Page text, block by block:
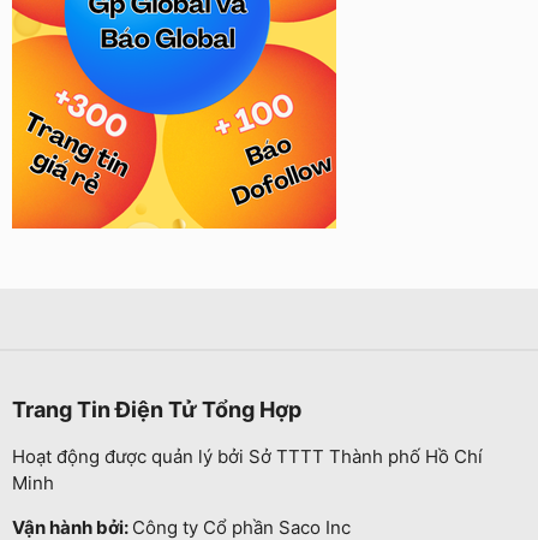
Trang Tin Điện Tử Tổng Hợp
Hoạt động được quản lý bởi Sở TTTT Thành phố Hồ Chí
Minh
Vận hành bởi: Công ty Cổ phần Saco Inc